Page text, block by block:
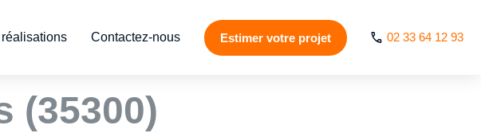
réalisations Contactez-nous Estimer votre projet 02 33 64 12 93
& ascenseur de
(35300)